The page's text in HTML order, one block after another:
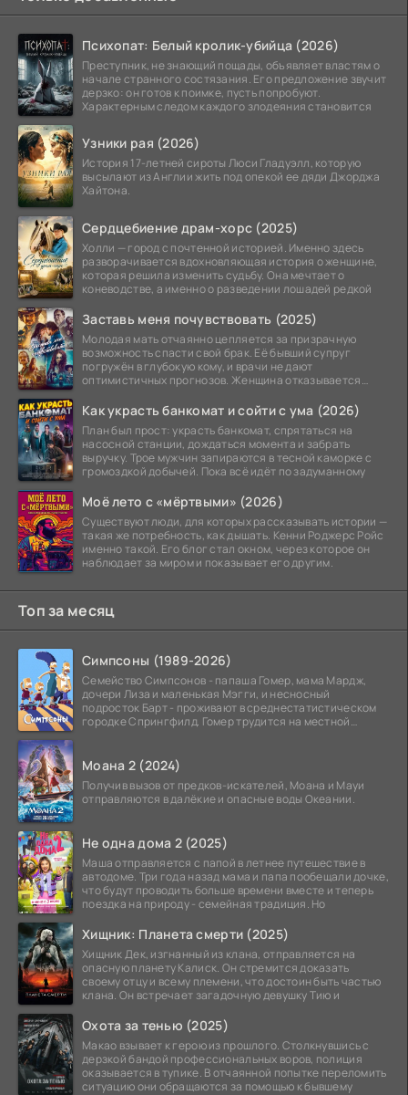
Психопат: Белый кролик-убийца (2026)
Преступник, не знающий пощады, объявляет властям о
начале странного состязания. Его предложение звучит
дерзко: он готов к поимке, пусть попробуют.
Характерным следом каждого злодеяния становится
Узники рая (2026)
История 17-летней сироты Люси Гладуэлл, которую
высылают из Англии жить под опекой ее дяди Джорджа
Хайтона.
Сердцебиение драм-хорс (2025)
Холли — город с почтенной историей. Именно здесь
разворачивается вдохновляющая история о женщине,
которая решила изменить судьбу. Она мечтает о
коневодстве, а именно о разведении лошадей редкой
Заставь меня почувствовать (2025)
Молодая мать отчаянно цепляется за призрачную
возможность спасти свой брак. Её бывший супруг
погружён в глубокую кому, и врачи не дают
оптимистичных прогнозов. Женщина отказывается
Как украсть банкомат и сойти с ума (2026)
План был прост: украсть банкомат, спрятаться на
насосной станции, дождаться момента и забрать
выручку. Трое мужчин запираются в тесной каморке с
громоздкой добычей. Пока всё идёт по задуманному
Моё лето с «мёртвыми» (2026)
Существуют люди, для которых рассказывать истории —
такая же потребность, как дышать. Кенни Роджерс Ройс
именно такой. Его блог стал окном, через которое он
наблюдает за миром и показывает его другим.
Топ за месяц
Симпсоны (1989-2026)
Семейство Симпсонов - папаша Гомер, мама Мардж,
дочери Лиза и маленькая Мэгги, и несносный
подросток Барт - проживают в среднестатистическом
городке Спрингфилд. Гомер трудится на местной
Моана 2 (2024)
Получив вызов от предков-искателей, Моана и Мауи
отправляются в далёкие и опасные воды Океании.
Не одна дома 2 (2025)
Маша отправляется с папой в летнее путешествие в
автодоме. Три года назад мама и папа пообещали дочке,
что будут проводить больше времени вместе и теперь
поездка на природу - семейная традиция. Но
Хищник: Планета смерти (2025)
Хищник Дек, изгнанный из клана, отправляется на
опасную планету Калиск. Он стремится доказать
своему отцу и всему племени, что достоин быть частью
клана. Он встречает загадочную девушку Тию и
Охота за тенью (2025)
Макао взывает к герою из прошлого. Столкнувшись с
дерзкой бандой профессиональных воров, полиция
оказывается в тупике. В отчаянной попытке переломить
ситуацию они обращаются за помощью к бывшему